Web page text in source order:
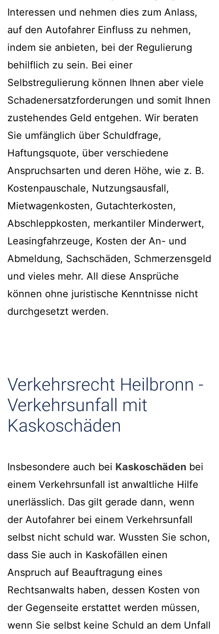
Interessen und nehmen dies zum Anlass,
auf den Autofahrer Einfluss zu nehmen,
indem sie anbieten, bei der Regulierung
behilflich zu sein. Bei einer
Selbstregulierung können Ihnen aber viele
Schadenersatzforderungen und somit Ihnen
zustehendes Geld entgehen. Wir beraten
Sie umfänglich über Schuldfrage,
Haftungsquote, über verschiedene
Anspruchsarten und deren Höhe, wie z. B.
Kostenpauschale, Nutzungsausfall,
Mietwagenkosten, Gutachterkosten,
Abschleppkosten, merkantiler Minderwert,
Leasingfahrzeuge, Kosten der An- und
Abmeldung, Sachschäden, Schmerzensgeld
und vieles mehr. All diese Ansprüche
können ohne juristische Kenntnisse nicht
durchgesetzt werden.
Verkehrsrecht Heilbronn -
Verkehrsunfall mit
Kaskoschäden
Insbesondere auch bei Kaskoschäden bei
einem Verkehrsunfall ist anwaltliche Hilfe
unerlässlich. Das gilt gerade dann, wenn
der Autofahrer bei einem Verkehrsunfall
selbst nicht schuld war. Wussten Sie schon,
dass Sie auch in Kaskofällen einen
Anspruch auf Beauftragung eines
Rechtsanwalts haben, dessen Kosten von
der Gegenseite erstattet werden müssen,
wenn Sie selbst keine Schuld an dem Unfall